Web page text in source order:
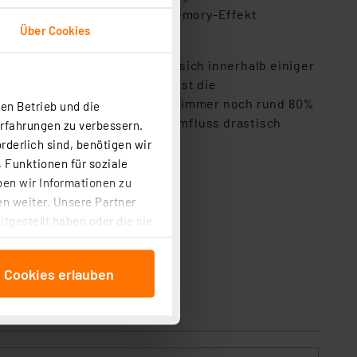
Über Cookies
Betrieb und die
zu verbessern.
sind, benötigen wir
Funktionen für soziale
wir Informationen zu
weiter. Unsere Partner
haben oder die sie
(Art. 6
ist durch Klick auf den
Cookies erlauben
Teilaufladen der Memory-Effekt
NiMH Akkus entladen sich innerhalb einiger
den Ansmann maxE Akkus ist die
Jahr des Nichtgebrauchs immer noch rund 80%
internen Stromfluss drastisch